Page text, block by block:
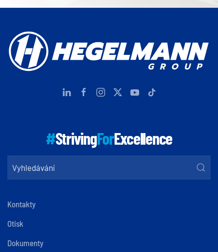
#StrivingForExcellence
Kontakty
Otisk
Dokumenty